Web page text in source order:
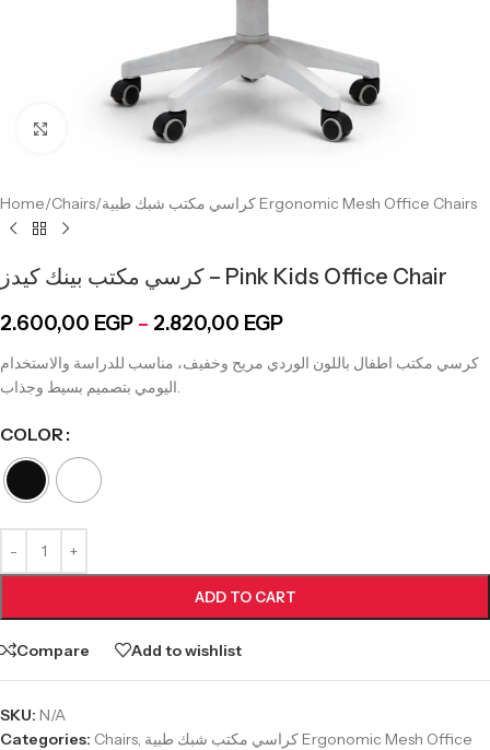
Click to enlarge
Home/Chairs/ كراسي مكتب شبك طبية Ergonomic Mesh Office Chairs
كرسي مكتب بينك كيدز – Pink Kids Office Chair
2.600,00 EGP – 2.820,00 EGP
كرسي مكتب اطفال باللون الوردي مريح وخفيف، مناسب للدراسة والاستخدام
اليومي بتصميم بسيط وجذاب.
COLOR
ADD TO CART
Compare Add to wishlist
SKU: N/A
Categories: Chairs, كراسي مكتب شبك طبية Ergonomic Mesh Office